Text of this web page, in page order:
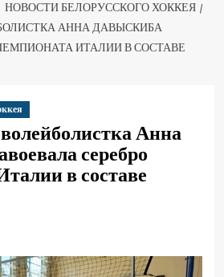
НОВОСТИ БЕЛОРУССКОГО ХОККЕЯ
АННА ДАВЫСКИБА
ИТАЛИИ В СОСТАВЕ
Анна
серебро
в составе